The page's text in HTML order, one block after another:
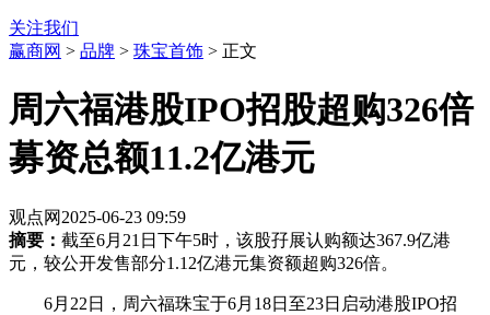
关注我们
赢商网 > 品牌 > 珠宝首饰 > 正文
周六福港股IPO招股超购326倍
募资总额11.2亿港元
观点网 2025-06-23 09:59
摘要： 截至6月21日下午5时，该股孖展认购额达367.9亿港
元，较公开发售部分1.12亿港元集资额超购326倍。
6月22日，周六福珠宝于6月18日至23日启动港股IPO招